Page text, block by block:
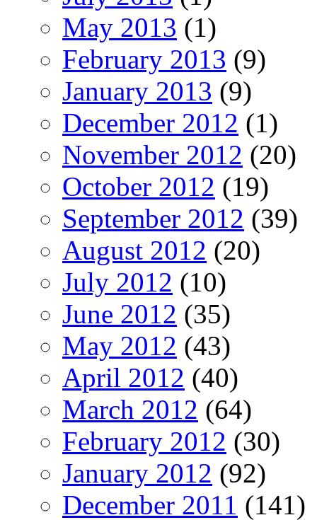
May 2013 (1)
February 2013 (9)
January 2013 (9)
December 2012 (1)
November 2012 (20)
October 2012 (19)
September 2012 (39)
August 2012 (20)
July 2012 (10)
June 2012 (35)
May 2012 (43)
April 2012 (40)
March 2012 (64)
February 2012 (30)
January 2012 (92)
December 2011 (141)